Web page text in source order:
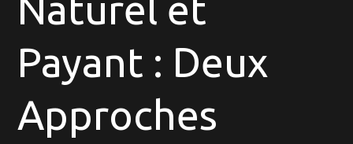
Naturel et
Payant : Deux
Approches